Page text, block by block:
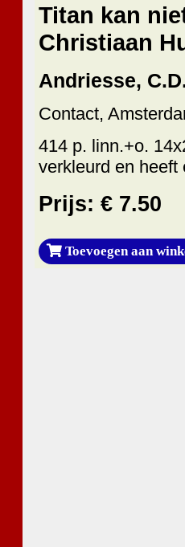
Titan kan
Christiaan
Andriesse,
Contact,
414 p. linn.+o.
verkleurd en heeft
Prijs: € 7.50
Toevoegen aan